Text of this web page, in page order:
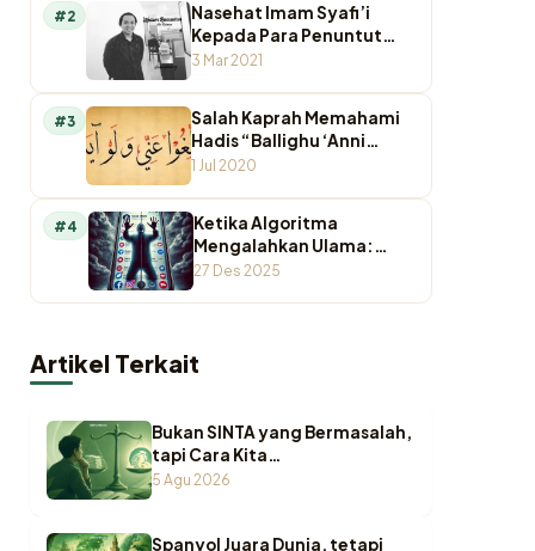
#2
Nasehat Imam Syafi’i
Kepada Para Penuntut
Ilmu
3 Mar 2021
#3
Salah Kaprah Memahami
Hadis “Ballighu ‘Anni
Walaw Ayah”
1 Jul 2020
#4
Ketika Algoritma
Mengalahkan Ulama:
Krisis Otoritas
27 Des 2025
Artikel Terkait
Bukan SINTA yang Bermasalah,
tapi Cara Kita
Memperlakukannya
5 Agu 2026
Spanyol Juara Dunia, tetapi